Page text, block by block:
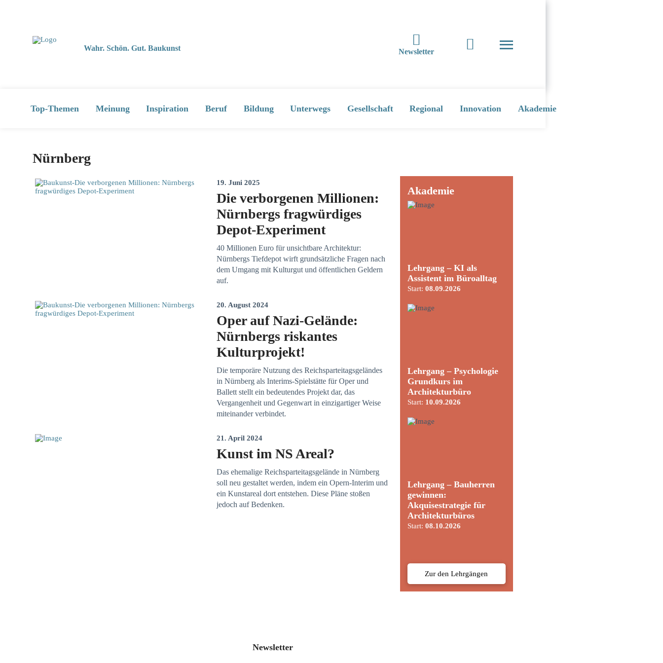
Wahr. Schön. Gut. Baukunst Newsletter
Top-Themen Meinung Inspiration Beruf Bildung Unterwegs Gesellschaft Regional Innovation Akademie
Nürnberg
19. Juni 2025
Die verborgenen Millionen:
Nürnbergs fragwürdiges
Depot-Experiment
40 Millionen Euro für unsichtbare Architektur:
Nürnbergs Tiefdepot wirft grundsätzliche Fragen nach
dem Umgang mit Kulturgut und öffentlichen Geldern
auf.
20. August 2024
Oper auf Nazi-Gelände:
Nürnbergs riskantes
Kulturprojekt!
Die temporäre Nutzung des Reichsparteitagsgeländes
in Nürnberg als Interims-Spielstätte für Oper und
Ballett stellt ein bedeutendes Projekt dar, das
Vergangenheit und Gegenwart in einzigartiger Weise
miteinander verbindet.
21. April 2024
Kunst im NS Areal?
Das ehemalige Reichsparteitagsgelände in Nürnberg
soll neu gestaltet werden, indem ein Opern-Interim und
ein Kunstareal dort entstehen. Diese Pläne stoßen
jedoch auf Bedenken.
Akademie
Lehrgang – KI als
Assistent im Büroalltag
Start:08.09.2026
Lehrgang – Psychologie
Grundkurs im
Architekturbüro
Start: 10.09.2026
Lehrgang – Bauherren
gewinnen:
Akquisestrategie für
Architekturbüros
Start:08.10.2026
Zur den Lehrgängen
Newsletter